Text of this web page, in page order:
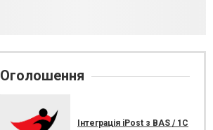
Оголошення
Інтеграція iPost з BAS / 1С